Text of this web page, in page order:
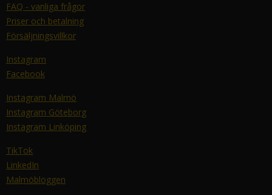
FAQ - vanliga frågor
Priser och betalning
Försäljningsvillkor
Instagram
Facebook
Instagram Malmö
Instagram Göteborg
Instagram Linköping
TikTok
LinkedIn
Malmöbloggen